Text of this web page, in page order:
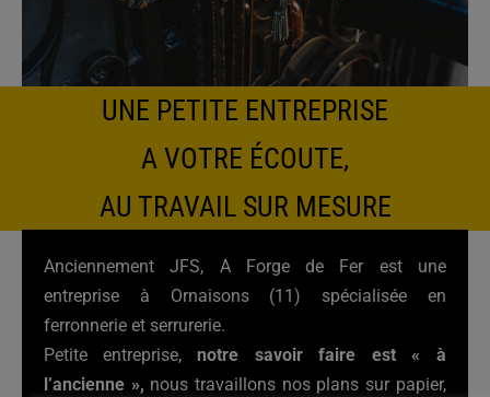
UNE PETITE ENTREPRISE
A VOTRE ÉCOUTE,
AU TRAVAIL SUR MESURE
Anciennement JFS, A Forge de Fer est une
entreprise à Ornaisons (11) spécialisée en
ferronnerie et serrurerie.
Petite entreprise, notre savoir faire est « à
l’ancienne », nous travaillons nos plans sur papier,